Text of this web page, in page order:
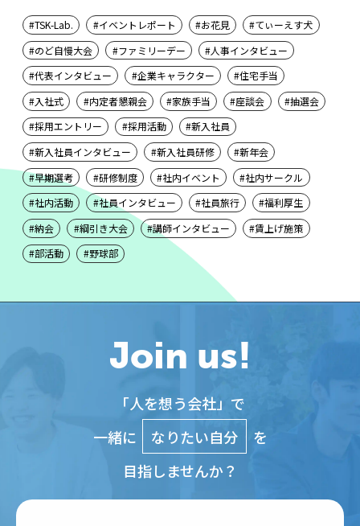
TSK-Lab. イベントレポート お花見
てぃーえす犬
のど自慢大会
ファミリーデー
人事インタビュー
代表インタビュー
企業キャラクター
住宅手当
入社式
内定者懇親会 家族手当 座談会
抽選会
採用エントリー
採用活動
新入社員
新入社員インタビュー
新入社員研修
新年会
早期選考
研修制度 社内イベント
社内サークル
社内活動
社員インタビュー 社員旅行
福利厚生
納会
綱引き大会 講師インタビュー
賃上げ施策
部活動
野球部
Join us!
「人を想う会社」で
一緒に
なりたい自分
を
目指しませんか？